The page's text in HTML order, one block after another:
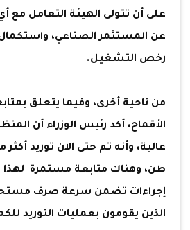
على أن تتولى الهيئة التعامل مع
عن المستثمر الصناعي، واستكمال
رخص التشغيل.
من ناحية أخرى، وفيما يتعلق
الأقماح، أكد رئيس الوزراء أن
طن، وهناك متابعة مستمرة لهذا
إجراءات تضمن سرعة صرف
الذين يقومون بعمليات التوريد